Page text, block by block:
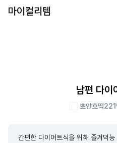
마이컬리템
남편 다이
뽀얀호떡221
간편한 다이어트식을 위해 즐겨먹